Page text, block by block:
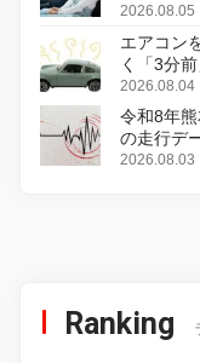
2026.08.05
エアコン
く「3分
2026.08.04
令和8年
の走行デ
2026.08.03
Ranking